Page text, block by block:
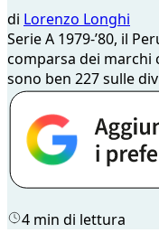
di Lorenzo Longhi
Serie A 1979-’80, il
comparsa dei marchi
sono ben 227 sulle
4 min di lettura